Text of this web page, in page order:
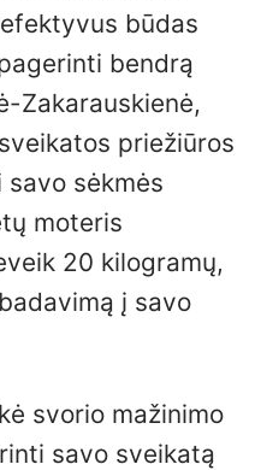
būdas
bendrą
Zakarauskienė,
priežiūros
sėkmės
moteris
20 kilogramų,
į savo
svorio mažinimo
savo sveikatą